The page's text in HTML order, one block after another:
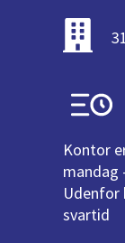
Kontor
mandag
svartid